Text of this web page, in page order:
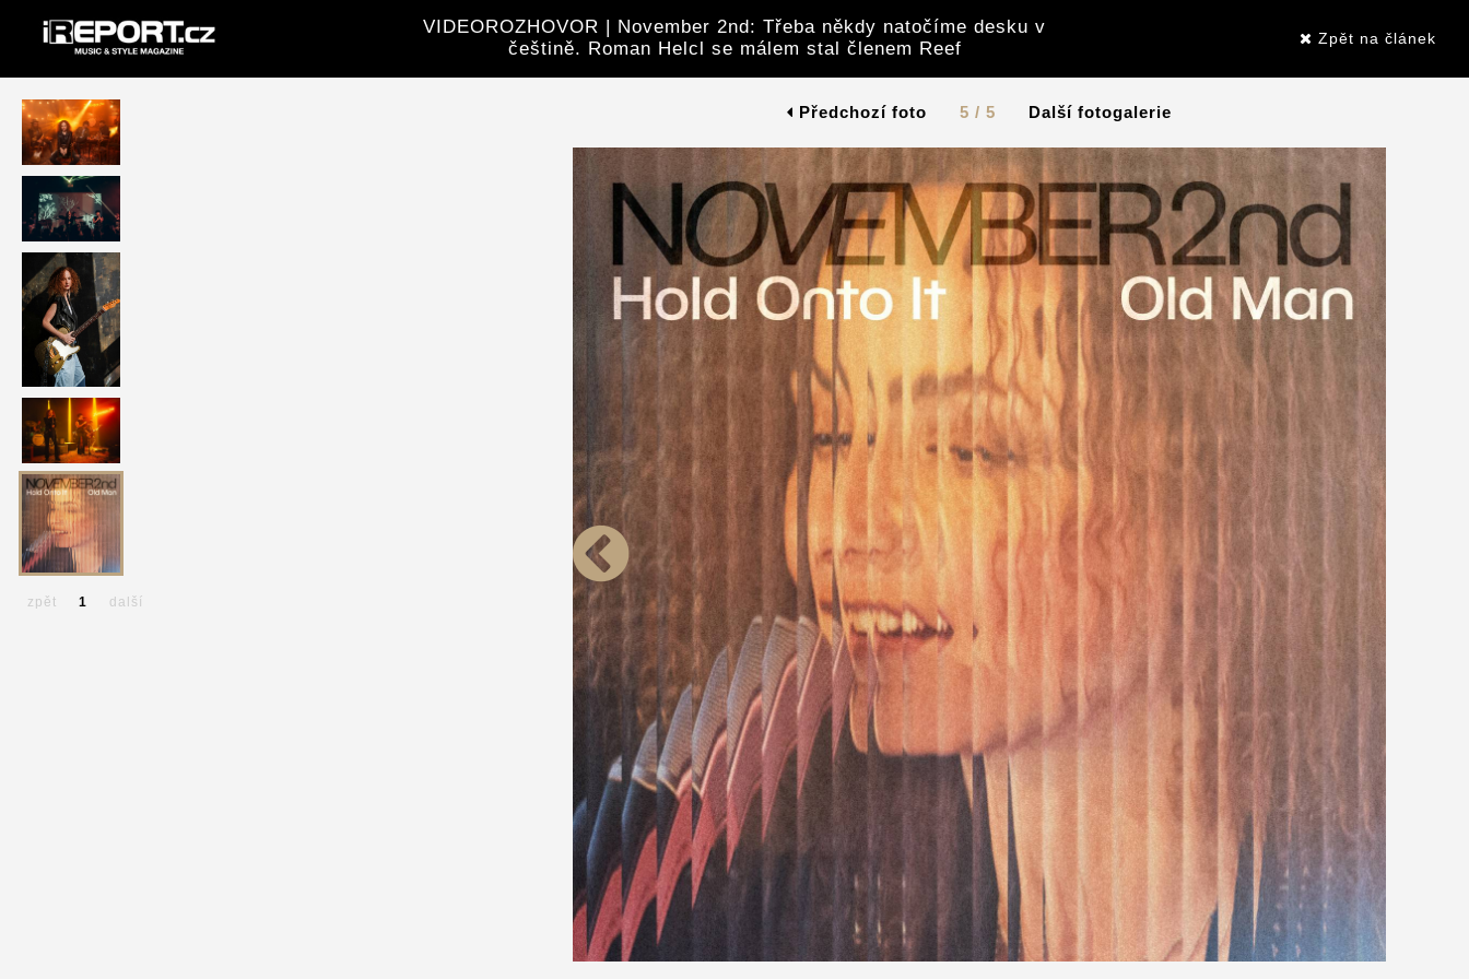
VIDEOROZHOVOR | November 2nd: Třeba někdy natočíme desku v
češtině. Roman Helcl se málem stal členem Reef
Zpět na článek
Předchozí foto 5 / 5 Další fotogalerie
zpět 1 další